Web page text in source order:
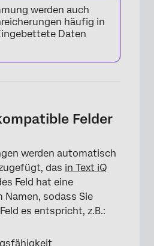
werden auch
häufig in
Daten
Felder
werden automatisch
das in Text iQ
Feld hat eine
Namen, sodass Sie
es entspricht, z.B.: